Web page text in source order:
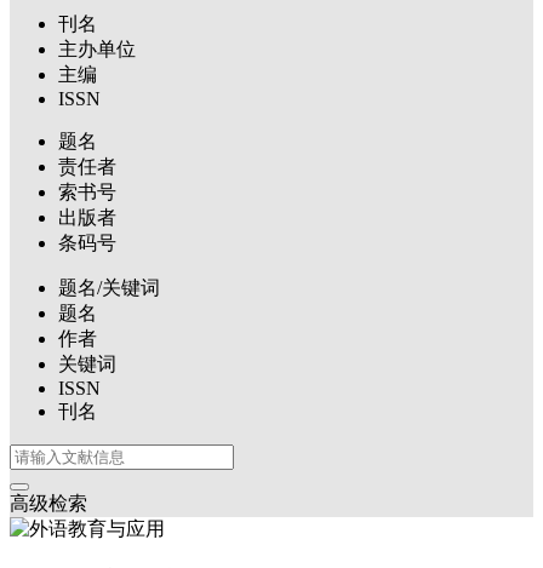
刊名
主办单位
主编
ISSN
题名
责任者
索书号
出版者
条码号
题名/关键词
题名
作者
关键词
ISSN
刊名
高级检索